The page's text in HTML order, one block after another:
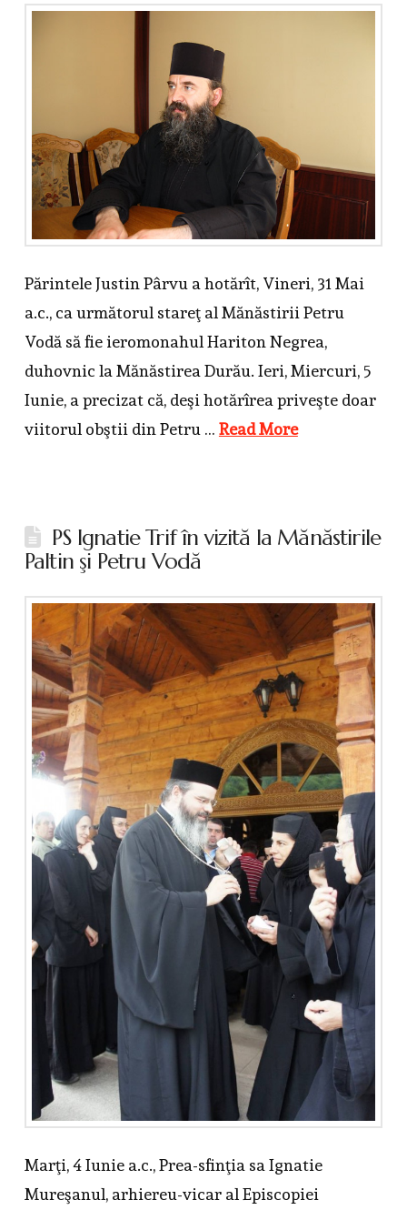
Părintele Justin Pârvu a hotărît, Vineri, 31 Mai
a.c., ca următorul stareţ al Mănăstirii Petru
Vodă să fie ieromonahul Hariton Negrea,
duhovnic la Mănăstirea Durău. Ieri, Miercuri, 5
Iunie, a precizat că, deşi hotărîrea priveşte doar
viitorul obştii din Petru … Read More
PS Ignatie Trif în vizită la Mănăstirile
Paltin şi Petru Vodă
Marţi, 4 Iunie a.c., Prea-sfinţia sa Ignatie
Mureşanul, arhiereu-vicar al Episcopiei